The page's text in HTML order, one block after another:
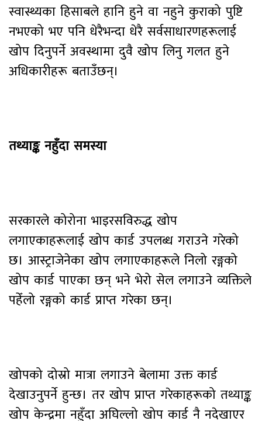
स्वास्थ्यका हिसाबले हानि हुने वा नहुने कुराको पुष्टि
नभएको भए पनि धेरैभन्दा धेरै सर्वसाधारणहरूलाई
खोप दिनुपर्ने अवस्थामा दुवै खोप लिनु गलत हुने
अधिकारीहरू बताउँछन्।
तथ्याङ्क नहुँदा समस्या
सरकारले कोरोना भाइरसविरुद्ध खोप
लगाएकाहरूलाई खोप कार्ड उपलब्ध गराउने गरेको
छ। आस्ट्राजेनेका खोप लगाएकाहरूले निलो रङ्गको
खोप कार्ड पाएका छन् भने भेरो सेल लगाउने व्यक्तिले
पहेँलो रङ्गको कार्ड प्राप्त गरेका छन्।
खोपको दोस्रो मात्रा लगाउने बेलामा उक्त कार्ड
देखाउनुपर्ने हुन्छ। तर खोप प्राप्त गरेकाहरूको तथ्याङ्क
खोप केन्द्रमा नहुँदा अघिल्लो खोप कार्ड नै नदेखाएर